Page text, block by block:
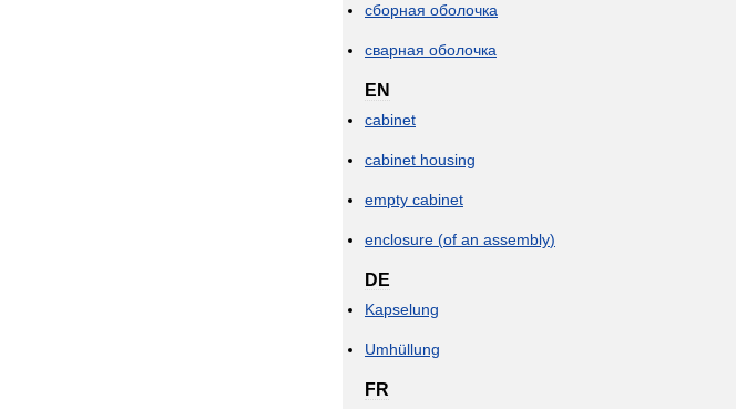
сборная оболочка
сварная оболочка
EN
cabinet
cabinet housing
empty cabinet
enclosure (of an assembly)
DE
Kapselung
Umhüllung
FR